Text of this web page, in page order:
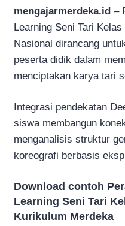
mengajarmerdeka.id –
Learning Seni Tari
Nasional dirancang
peserta didik dalam
menciptakan karya tari
Integrasi pendekatan
siswa membangun
menganalisis struktur
koreografi berbasis
Download contoh
Learning Seni Tari
Kurikulum Merdeka